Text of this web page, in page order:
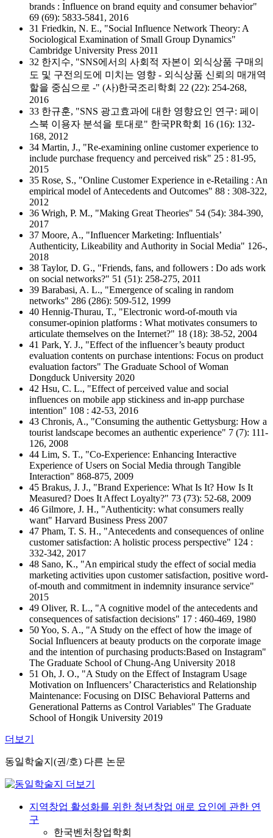
brands : Influence on brand equity and consumer behavior"
69 (69): 5833-5841, 2016
31 Friedkin, N. E., "Social Influence Network Theory: A
Sociological Examination of Small Group Dynamics"
Cambridge University Press 2011
32 한지수, "SNS에서의 사회적 자본이 외식상품 구매의
도 및 구전의도에 미치는 영향 - 외식상품 신뢰의 매개역
할을 중심으로 -" (사)한국조리학회 22 (22): 254-268,
2016
33 한규훈, "SNS 광고효과에 대한 영향요인 연구: 페이
스북 이용자 분석을 토대로" 한국PR학회 16 (16): 132-
168, 2012
34 Martin, J., "Re-examining online customer experience to
include purchase frequency and perceived risk" 25 : 81-95,
2015
35 Rose, S., "Online Customer Experience in e-Retailing : An
empirical model of Antecedents and Outcomes" 88 : 308-322,
2012
36 Wrigh, P. M., "Making Great Theories" 54 (54): 384-390,
2017
37 Moore, A., "Influencer Marketing: Influentials’
Authenticity, Likeability and Authority in Social Media" 126-,
2018
38 Taylor, D. G., "Friends, fans, and followers : Do ads work
on social networks?" 51 (51): 258-275, 2011
39 Barabasi, A. L., "Emergence of scaling in random
networks" 286 (286): 509-512, 1999
40 Hennig-Thurau, T., "Electronic word-of-mouth via
consumer-opinion platforms : What motivates consumers to
articulate themselves on the Internet?" 18 (18): 38-52, 2004
41 Park, Y. J., "Effect of the influencer’s beauty product
evaluation contents on purchase intentions: Focus on product
evaluation factors" The Graduate School of Woman
Dongduck University 2020
42 Hsu, C. L., "Effect of perceived value and social
influences on mobile app stickiness and in-app purchase
intention" 108 : 42-53, 2016
43 Chronis, A., "Consuming the authentic Gettysburg: How a
tourist landscape becomes an authentic experience" 7 (7): 111-
126, 2008
44 Lim, S. T., "Co-Experience: Enhancing Interactive
Experience of Users on Social Media through Tangible
Interaction" 868-875, 2009
45 Brakus, J. J., "Brand Experience: What Is It? How Is It
Measured? Does It Affect Loyalty?" 73 (73): 52-68, 2009
46 Gilmore, J. H., "Authenticity: what consumers really
want" Harvard Business Press 2007
47 Pham, T. S. H., "Antecedents and consequences of online
customer satisfaction: A holistic process perspective" 124 :
332-342, 2017
48 Sano, K., "An empirical study the effect of social media
marketing activities upon customer satisfaction, positive word-
of-mouth and commitment in indemnity insurance service"
2015
49 Oliver, R. L., "A cognitive model of the antecedents and
consequences of satisfaction decisions" 17 : 460-469, 1980
50 Yoo, S. A., "A Study on the effect of how the image of
Social Influencers at beauty products on the corporate image
and the intention of purchasing products:Based on Instagram"
The Graduate School of Chung-Ang University 2018
51 Oh, J. O., "A Study on the Effect of Instagram Usage
Motivation on Influencers’ Characteristics and Relationship
Maintenance: Focusing on DISC Behavioral Patterns and
Generational Patterns as Control Variables" The Graduate
School of Hongik University 2019
더보기
동일학술지(권/호) 다른 논문
지역창업 활성화를 위한 청년창업 애로 요인에 관한 연
구
한국벤처창업학회